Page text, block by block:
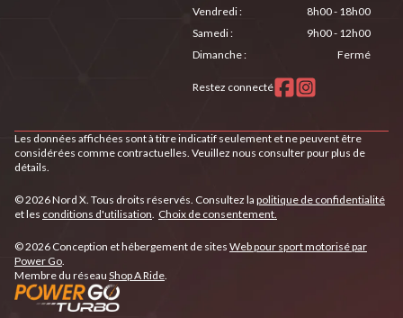
Vendredi:
8h00 - 18h00
Samedi:
9h00 - 12h00
Dimanche: Fermé
Restez connecté
Les données affichées sont à titre indicatif seulement et ne peuvent être
considérées comme contractuelles. Veuillez nous consulter pour plus de
détails.
© 2026 Nord X. Tous droits réservés. Consultez la politique de confidentialité
et les conditions d'utilisation. Choix de consentement.
© 2026 Conception et hébergement de sites Web pour sport motorisé par
Power Go.
Membre du réseau Shop A Ride.